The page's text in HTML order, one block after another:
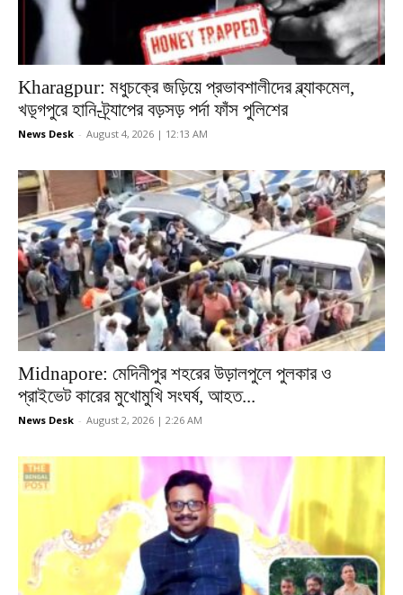
Kharagpur: মধুচক্রে জড়িয়ে প্রভাবশালীদের ব্ল্যাকমেল,
খড়্গপুরে হানি-ট্র্যাপের বড়সড় পর্দা ফাঁস পুলিশের
News Desk - August 4, 2026 | 12:13 AM
Midnapore: মেদিনীপুর শহরের উড়ালপুলে পুলকার ও
প্রাইভেট কারের মুখোমুখি সংঘর্ষ, আহত...
News Desk - August 2, 2026 | 2:26 AM